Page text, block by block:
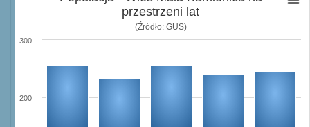
przestrzeni lat
(Źródło: GUS)
200
300